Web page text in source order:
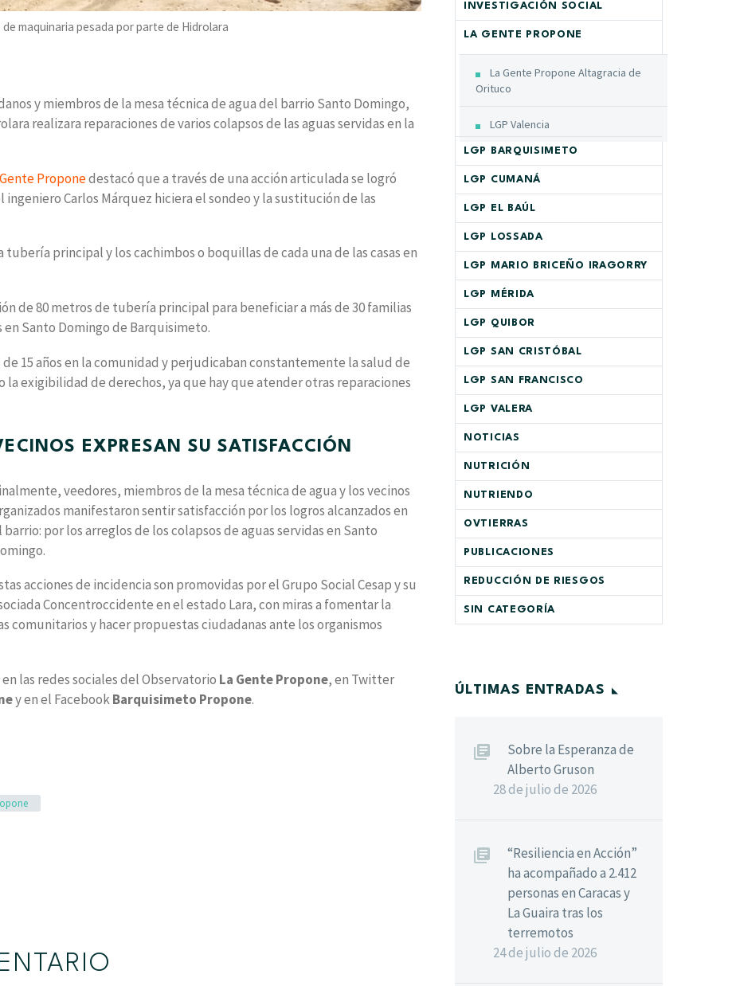
maquinaria pesada por parte de Hidrolara
y miembros de la mesa técnica de agua del barrio Santo Domingo,
realizara reparaciones de varios colapsos de las aguas servidas en la
Proponedestacó que a través de una acción articulada se logró
Carlos Márquez hiciera el sondeo y la sustitución de las
principal y los cachimbos o boquillas de cada una de las casas en
de 80 metros de tubería principal para beneficiar a más de 30 familias
Santo Domingo de Barquisimeto.
15 años en la comunidad y perjudicaban constantemente la salud de
la exigibilidad de derechos, ya que hay que atender otras reparaciones
EXPRESAN SU SATISFACCIÓN
veedores, miembros de la mesa técnica de agua y los vecinos
manifestaron sentir satisfacción por los logros alcanzados en
barrio: por los arreglos de los colapsos de aguas servidas en Santo
acciones de incidencia son promovidas por el Grupo Social Cesap y su
Concentroccidente en el estado Lara, con miras a fomentar la
comunitarios y hacer propuestas ciudadanas ante los organismos
las redes sociales del Observatorio La Gente Propone, en Twitter
y en el FacebookBarquisimeto Propone.
INVESTIGACIÓN SOCIAL
LA GENTE PROPONE
La Gente Propone Altagracia de
Orituco
LGP Valencia
LGP BARQUISIMETO
LGP CUMANÁ
LGP EL BAÚL
LGP LOSSADA
LGP MARIO BRICEÑO IRAGORRY
LGP MÉRIDA
LGP QUIBOR
LGP SAN CRISTÓBAL
LGP SAN FRANCISCO
LGP VALERA
NOTICIAS
NUTRICIÓN
NUTRIENDO
OVTIERRAS
PUBLICACIONES
REDUCCIÓN DE RIESGOS
SIN CATEGORÍA
ÚLTIMAS ENTRADAS
Sobre la Esperanza de
Alberto Gruson
28 de julio de 2026
“Resiliencia en Acción”
ha acompañado a 2.412
personas en Caracas y
La Guaira tras los
terremotos
24 de julio de 2026